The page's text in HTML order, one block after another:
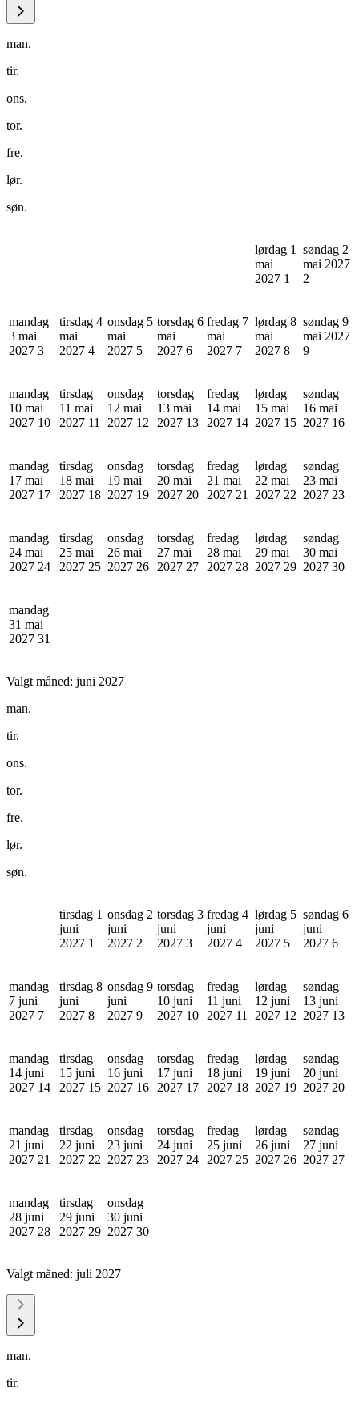
man.
tir.
ons.
tor.
fre.
lør.
søn.
lørdag 1
mai
2027 1
søndag 2
mai 2027
2
mandag
3 mai
2027 3
tirsdag 4
mai
2027 4
onsdag 5
mai
2027 5
torsdag 6
mai
2027 6
fredag 7
mai
2027 7
lørdag 8
mai
2027 8
søndag 9
mai 2027
9
mandag
10 mai
2027 10
tirsdag
11 mai
2027 11
onsdag
12 mai
2027 12
torsdag
13 mai
2027 13
fredag
14 mai
2027 14
lørdag
15 mai
2027 15
søndag
16 mai
2027 16
mandag
17 mai
2027 17
tirsdag
18 mai
2027 18
onsdag
19 mai
2027 19
torsdag
20 mai
2027 20
fredag
21 mai
2027 21
lørdag
22 mai
2027 22
søndag
23 mai
2027 23
mandag
24 mai
2027 24
tirsdag
25 mai
2027 25
onsdag
26 mai
2027 26
torsdag
27 mai
2027 27
fredag
28 mai
2027 28
lørdag
29 mai
2027 29
søndag
30 mai
2027 30
mandag
31 mai
2027 31
Valgt måned: juni 2027
man.
tir.
ons.
tor.
fre.
lør.
søn.
tirsdag 1
juni
2027 1
onsdag 2
juni
2027 2
torsdag 3
juni
2027 3
fredag 4
juni
2027 4
lørdag 5
juni
2027 5
søndag 6
juni
2027 6
mandag
7 juni
2027 7
tirsdag 8
juni
2027 8
onsdag 9
juni
2027 9
torsdag
10 juni
2027 10
fredag
11 juni
2027 11
lørdag
12 juni
2027 12
søndag
13 juni
2027 13
mandag
14 juni
2027 14
tirsdag
15 juni
2027 15
onsdag
16 juni
2027 16
torsdag
17 juni
2027 17
fredag
18 juni
2027 18
lørdag
19 juni
2027 19
søndag
20 juni
2027 20
mandag
21 juni
2027 21
tirsdag
22 juni
2027 22
onsdag
23 juni
2027 23
torsdag
24 juni
2027 24
fredag
25 juni
2027 25
lørdag
26 juni
2027 26
søndag
27 juni
2027 27
mandag
28 juni
2027 28
tirsdag
29 juni
2027 29
onsdag
30 juni
2027 30
Valgt måned: juli 2027
man.
tir.